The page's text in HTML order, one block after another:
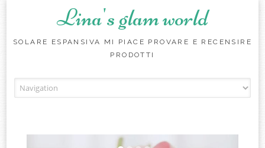
Lina's glam world
SOLARE ESPANSIVA MI PIACE PROVARE E RECENSIRE
PRODOTTI